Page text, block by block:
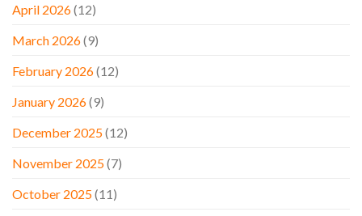
April 2026(12)
March 2026(9)
February 2026(12)
January 2026(9)
December 2025(12)
November 2025(7)
October 2025(11)